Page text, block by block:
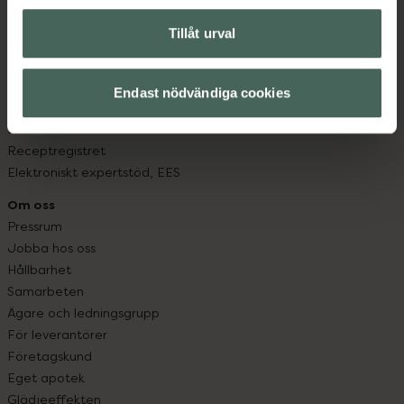
Tillåt urval
Endast nödvändiga cookies
Högkostnadsskyddet
Läkemedelsutbyte
Resa med läkemedel
Receptregistret
Elektroniskt expertstöd, EES
Om oss
Pressrum
Jobba hos oss
Hållbarhet
Samarbeten
Ägare och ledningsgrupp
För leverantörer
Företagskund
Eget apotek
Glädjeeffekten